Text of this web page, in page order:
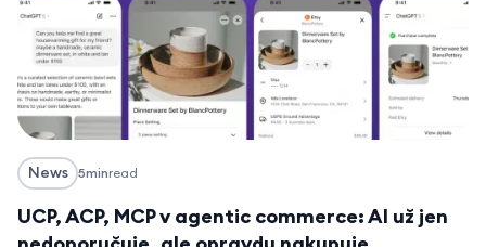
News 5minread
UCP, ACP, MCP v agentic commerce: AI už jen